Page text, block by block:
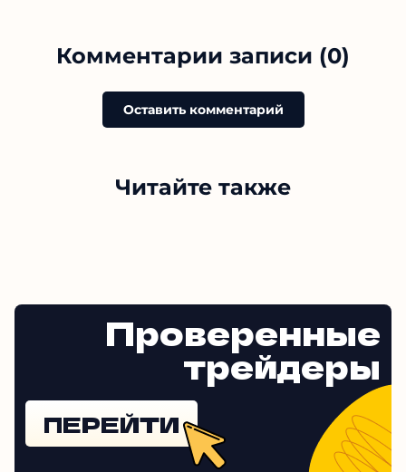
Комментарии записи (0)
Оставить комментарий
Читайте также
Проверенные
трейдеры
ПЕРЕЙТИ